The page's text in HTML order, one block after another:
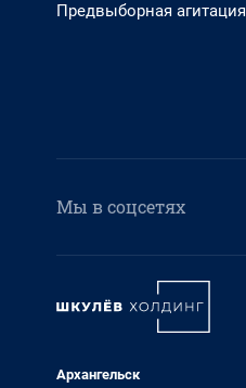
Предвыборная агитация
Мы в соцсетях
Архангельск